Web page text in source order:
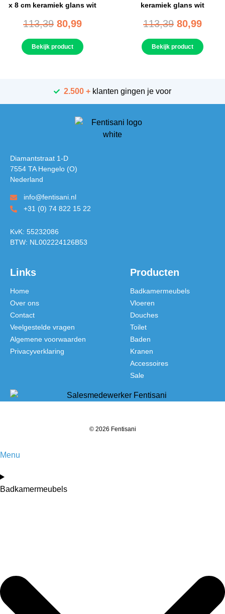
x 8 cm keramiek glans wit
113,39 80,99
Bekijk product
keramiek glans wit
113,39 80,99
Bekijk product
2.500 + klanten gingen je voor
Diamantstraat 1-D
7554 TA Hengelo (O)
Nederland
info@fentisani.nl
+31 (0) 74 822 15 22
KvK: 55232086
BTW: NL002224126B53
Links
Home
Over ons
Contact
Veelgestelde vragen
Algemene voorwaarden
Privacyverklaring
Producten
Badkamermeubels
Vloeren
Douches
Toilet
Baden
Kranen
Accessoires
Sale
© 2026 Fentisani
Menu
Badkamermeubels